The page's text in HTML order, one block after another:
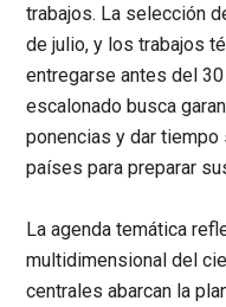
trabajos. La selección
de julio, y los trabajos
entregarse antes del
escalonado busca
ponencias y dar
países para preparar
La agenda temática
multidimensional del
centrales abarcan la